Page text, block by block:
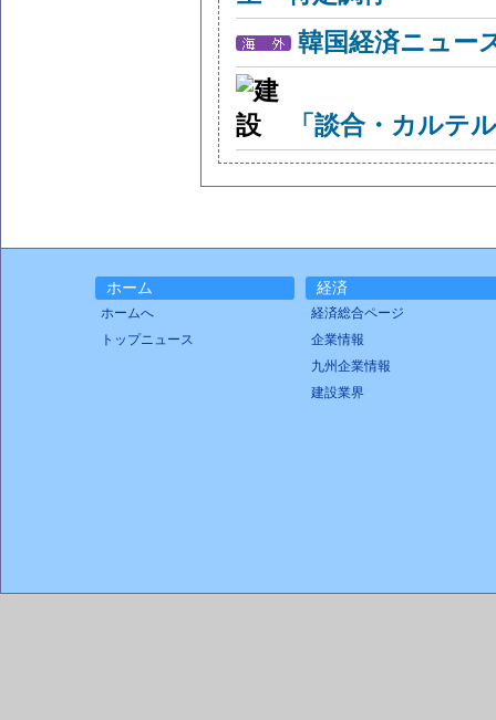
韓国経済ニュー
「談合・カルテ
ホーム
ホームへ
トップニュース
経済
経済総合ページ
企業情報
九州企業情報
建設業界